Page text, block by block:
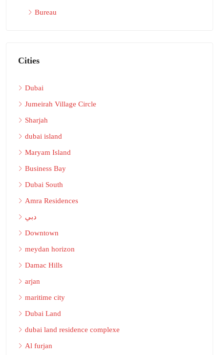
Bureau
Cities
Dubai
Jumeirah Village Circle
Sharjah
dubai island
Maryam Island
Business Bay
Dubai South
Amra Residences
دبي
Downtown
meydan horizon
Damac Hills
arjan
maritime city
Dubai Land
dubai land residence complexe
Al furjan